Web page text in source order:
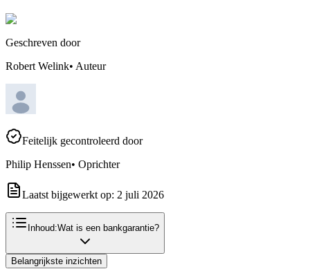
Geschreven door
Robert Welink• Auteur
Feitelijk gecontroleerd door
Philip Henssen• Oprichter
Laatst bijgewerkt op: 2 juli 2026
Inhoud:Wat is een bankgarantie?
Belangrijkste inzichten